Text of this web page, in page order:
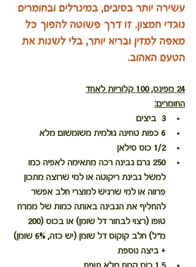
עשירה יותר בסיבים, במינרלים ובחומרים
נוגדי חמצון. זו דרך פשוטה להפוך כל
מאפה למזין ובריא יותר, בלי לשנות את
הטעם האהוב.
24 מפינס, 100 קלוריות לאחד
החומרים:
3  ביצים
6 כפות טחינה גולמית משומשום מלא
1/2 כוס סילאן
250 גרם גבינה רכה מתאימה לאפיה כמו
למשל גבינת ריקוטה או למי שרוצה מתכון
פרווה או למי שרגיש למוצרי חלב אפשר
להחליף את הגבינה באותה כמות של ממרח
מ"ל) חלב קוקוס דל שומן (יש כזה, 6% שומן)
+ ביצה נוספת
1.5 כוס קמח מלא תופח